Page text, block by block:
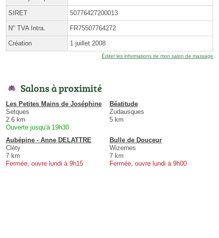
SIRET 50776427200013
N° TVA Intra. FR75507764272
Création 1 juillet 2008
Éditer les informations de mon salon de massage
Salons à proximité
Les Petites Mains de Joséphine
Setques
2.6 km
Ouverte jusqu'à 19h30
Béatitude
Zudausques
5 km
Aubépine - Anne DELATTRE
Cléty
7 km
Fermée, ouvre lundi à 9h15
Bulle de Douceur
Wizernes
7 km
Fermée, ouvre lundi à 9h00